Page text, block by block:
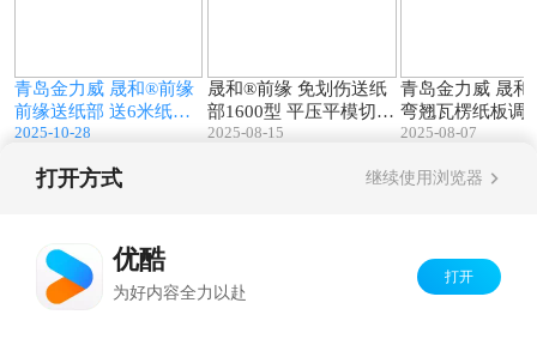
青岛金力威 晟和®前缘
前缘送纸部 送6米纸板
运行视频
2025-10-28
晟和®前缘 免划伤送纸
部1600型 平压平模切机
专用 送白卡纸 客户现
2025-08-15
青岛金力威 晟
弯翘瓦楞纸板调
缘送纸 验机视频
2025-08-07
打开方式 继续使用浏览器
优酷
为好内容全力以赴
打开